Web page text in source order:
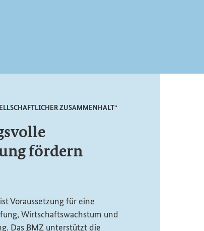
ZUSAMMENHALT“
fördern
ist Voraussetzung für eine
Wirtschaftswachstum und
Das BMZ unterstützt die